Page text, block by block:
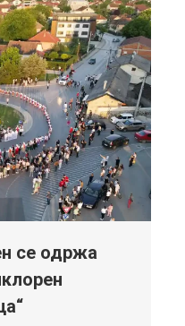
се одржа